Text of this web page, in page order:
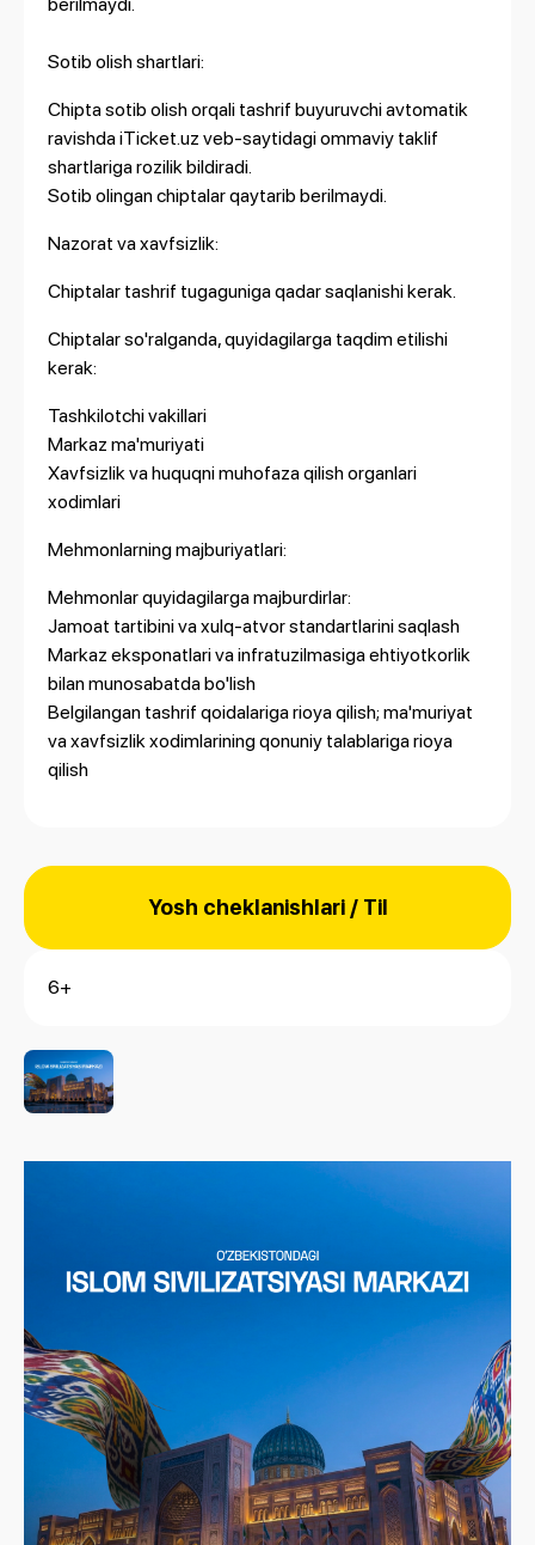
Sotib olish shartlari:
Chipta sotib olish orqali tashrif buyuruvchi avtomatik
ravishda iTicket.uz veb-saytidagi ommaviy taklif
shartlariga rozilik bildiradi.
Sotib olingan chiptalar qaytarib berilmaydi.
Nazorat va xavfsizlik:
Chiptalar tashrif tugaguniga qadar saqlanishi kerak.
Chiptalar so'ralganda, quyidagilarga taqdim etilishi
kerak:
Tashkilotchi vakillari
Markaz ma'muriyati
Xavfsizlik va huquqni muhofaza qilish organlari
xodimlari
Mehmonlarning majburiyatlari:
Mehmonlar quyidagilarga majburdirlar:
Jamoat tartibini va xulq-atvor standartlarini saqlash
Markaz eksponatlari va infratuzilmasiga ehtiyotkorlik
bilan munosabatda bo'lish
Belgilangan tashrif qoidalariga rioya qilish; ma'muriyat
va xavfsizlik xodimlarining qonuniy talablariga rioya
qilish
Yosh cheklanishlari / Til
6+